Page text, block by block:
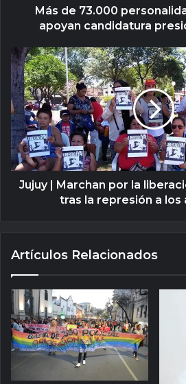
Más de 73.000
apoyan candidatura
Jujuy | Marchan por la
tras la represión a los
Artículos Relacionados